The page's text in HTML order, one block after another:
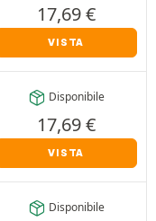
17,69€
VISTA
Disponibile
17,69€
VISTA
Disponibile